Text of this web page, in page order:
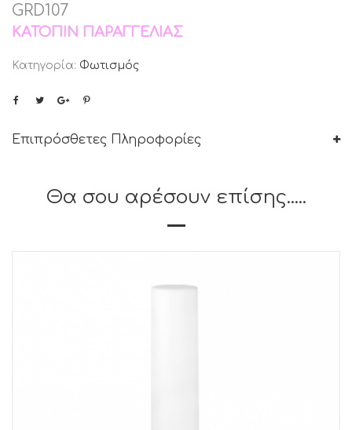
GRD107
ΚΑΤΌΠΙΝ ΠΑΡΑΓΓΕΛΊΑΣ
Κατηγορία: Φωτισμός
Επιπρόσθετες Πληροφορίες
Θα σου αρέσουν επίσης.....